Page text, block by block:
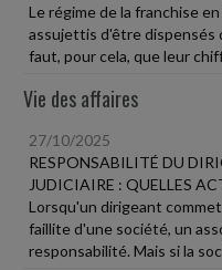
Le régime de la franchise
assujettis d'être dispensés
faut, pour cela, que leur
Vie des affaires
27/10/2025
RESPONSABILITÉ DU
JUDICIAIRE : QUELLES
Lorsqu'un dirigeant
faillite d'une société, un
responsabilité. Mais si la